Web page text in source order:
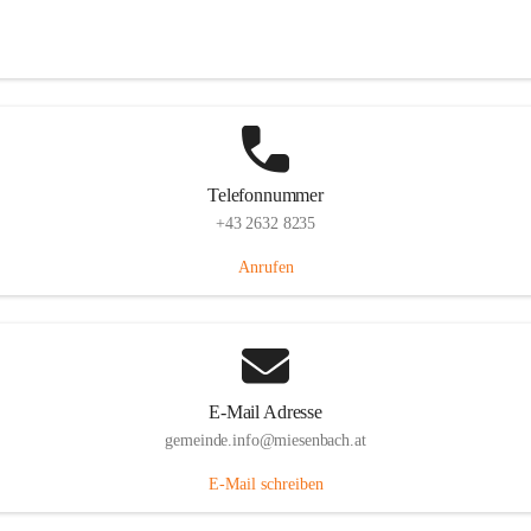
Telefonnummer
+43 2632 8235
Anrufen
E-Mail Adresse
gemeinde.info@miesenbach.at
E-Mail schreiben